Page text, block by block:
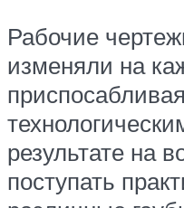
Рабочие
изменяли на
результате на
поступать